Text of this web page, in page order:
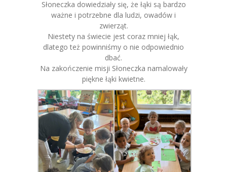
Słoneczka dowiedziały się, że łąki są bardzo
ważne i potrzebne dla ludzi, owadów i
zwierząt.
Niestety na świecie jest coraz mniej łąk,
dlatego też powinniśmy o nie odpowiednio
dbać.
Na zakończenie misji Słoneczka namalowały
piękne łąki kwietne.